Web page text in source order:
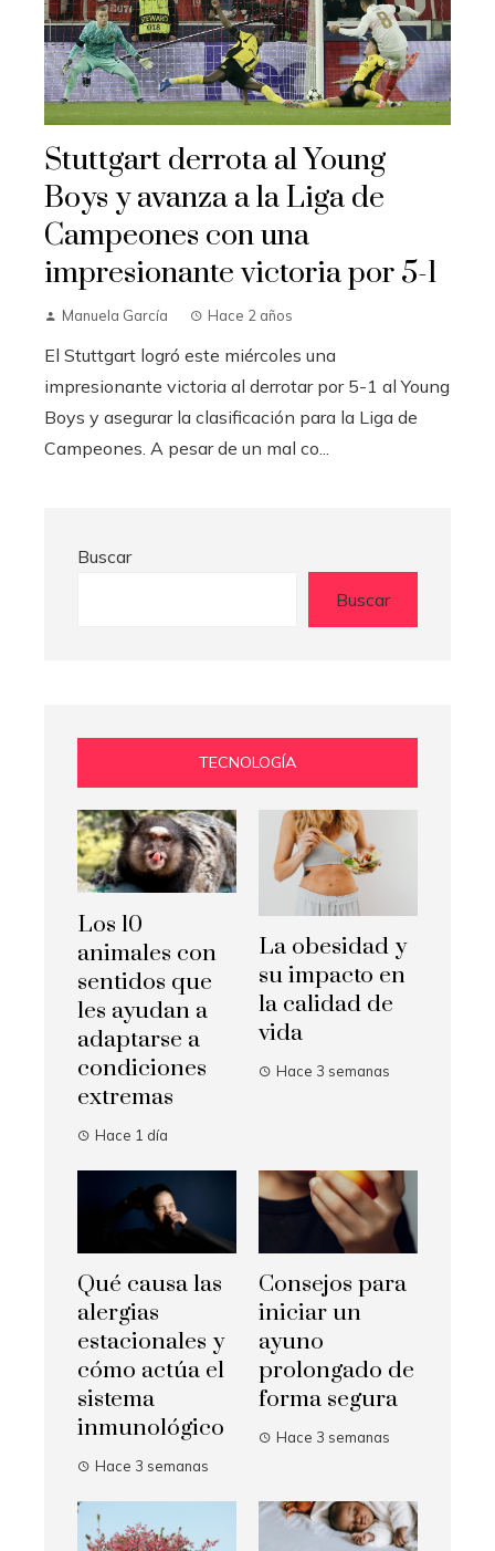
Stuttgart derrota al Young
Boys y avanza a la Liga de
Campeones con una
impresionante victoria por 5-1
Manuela García Hace 2 años
El Stuttgart logró este miércoles una
impresionante victoria al derrotar por 5-1 al Young
Boys y asegurar la clasificación para la Liga de
Campeones. A pesar de un mal co...
Buscar
Buscar
TECNOLOGÍA
Los 10
animales con
sentidos que
les ayudan a
adaptarse a
condiciones
extremas
Hace 1 día
La obesidad y
su impacto en
la calidad de
vida
Hace 3 semanas
Qué causa las
alergias
estacionales y
cómo actúa el
sistema
inmunológico
Hace 3 semanas
Consejos para
iniciar un
ayuno
prolongado de
forma segura
Hace 3 semanas